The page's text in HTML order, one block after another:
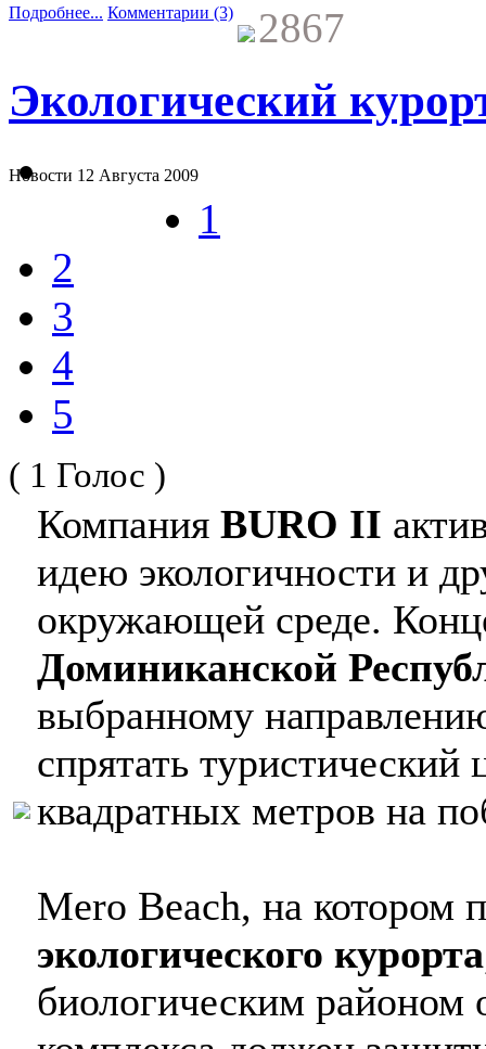
Подробнее... Комментарии (3) 2867
Экологический
Новости 12 Августа 2009
1
2
3
4
5
( 1 Голос )
Компания BURO II
идею экологичности и
окружающей среде.
Доминиканской
выбранному
спрятать
квадратных метров на
Mero Beach, на котором
экологического курорта
биологическим районом